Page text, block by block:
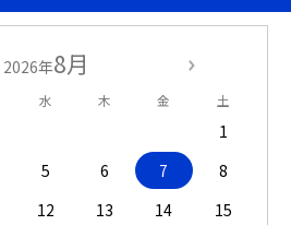
2026年8月
水 木 金 土
1
5 6 7
8
12 13 14
15